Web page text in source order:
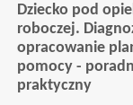
Dziecko pod
roboczej.
opracowanie
pomocy -
praktyczny